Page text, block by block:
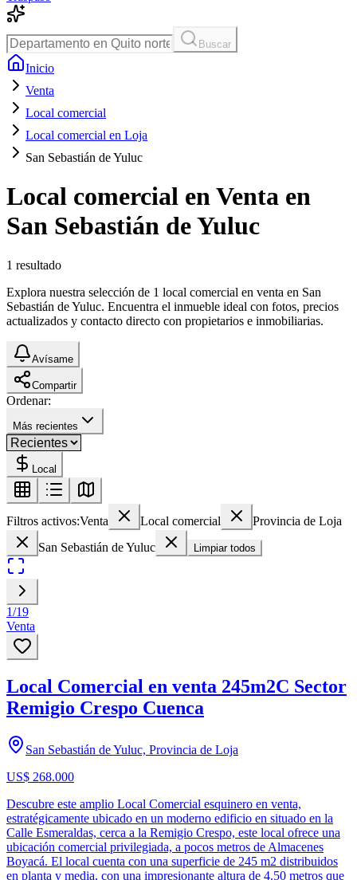
Buscar
Inicio
Venta
Local comercial
Local comercial en Loja
San Sebastián de Yuluc
Local comercial en Venta en
San Sebastián de Yuluc
1 resultado
Explora nuestra selección de 1 local comercial en venta en San
Sebastián de Yuluc. Encuentra el inmueble ideal con fotos, precios
actualizados y contacto directo con propietarios e inmobiliarias.
Avísame
Compartir
Ordenar:
Más recientes
Local
Filtros activos:Venta Local comercial
Provincia de Loja
San Sebastián de Yuluc
Limpiar todos
1/19
Venta
Local Comercial en venta 245m2C Sector
Remigio Crespo Cuenca
San Sebastián de Yuluc, Provincia de Loja
US$ 268.000
Descubre este amplio Local Comercial esquinero en venta,
estratégicamente ubicado en un moderno edificio en situado en la
Calle Esmeraldas, cerca a la Remigio Crespo, este local ofrece una
ubicación comercial privilegiada, a pocos metros de Almacenes
Boyacá. El local cuenta con una superficie de 245 m2 distribuidos
en planta y media, con una impresionante altura de 4.50 metros que